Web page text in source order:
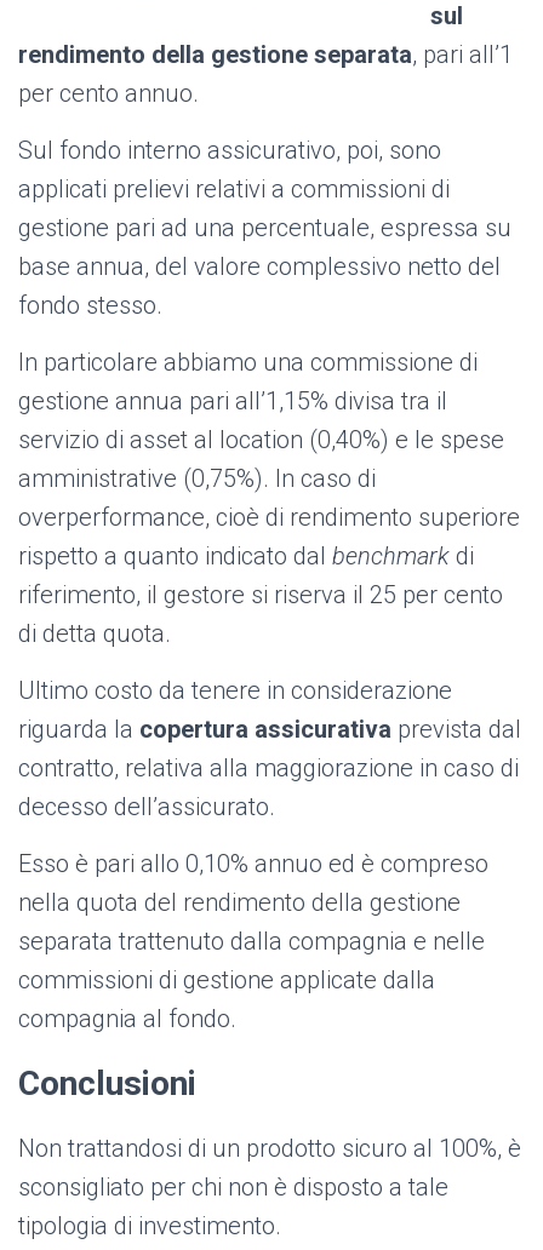
sul
rendimento della gestione separata, pari all’1
per cento annuo.
Sul fondo interno assicurativo, poi, sono
applicati prelievi relativi a commissioni di
gestione pari ad una percentuale, espressa su
base annua, del valore complessivo netto del
fondo stesso.
In particolare abbiamo una commissione di
gestione annua pari all’1,15% divisa tra il
servizio di asset al location (0,40%) e le spese
amministrative (0,75%). In caso di
overperformance, cioè di rendimento superiore
rispetto a quanto indicato dal benchmark di
riferimento, il gestore si riserva il 25 per cento
di detta quota.
Ultimo costo da tenere in considerazione
riguarda la copertura assicurativa prevista dal
contratto, relativa alla maggiorazione in caso di
decesso dell’assicurato.
Esso è pari allo 0,10% annuo ed è compreso
nella quota del rendimento della gestione
separata trattenuto dalla compagnia e nelle
commissioni di gestione applicate dalla
compagnia al fondo.
Conclusioni
Non trattandosi di un prodotto sicuro al 100%, è
sconsigliato per chi non è disposto a tale
tipologia di investimento.